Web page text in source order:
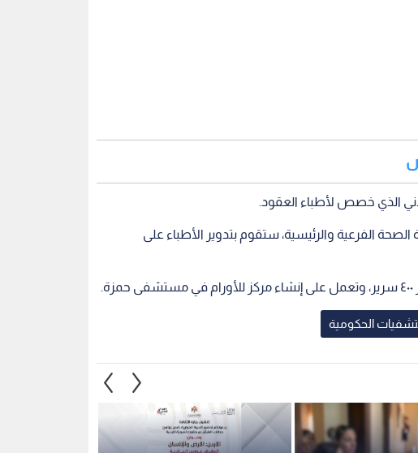
الذي خصص لأطباء العقود.
الفرعية والرئيسية، ستقوم بتدوير الأطباء على
الحكومية